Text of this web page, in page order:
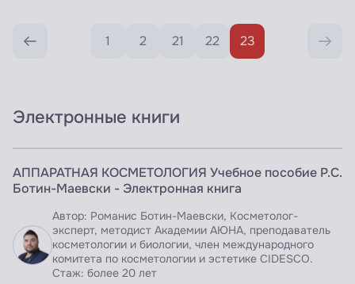
1 2 21 22 23
Электронные книги
Доступно по подписке
АППАРАТНАЯ КОСМЕТОЛОГИЯ Учебное пособие Р.С.
Ботин-Маевски - Электронная книга
Автор: Романис Ботин-Маевски, Косметолог-
эксперт, методист Академии АЮНА, преподаватель
косметологии и биологии, член международного
комитета по косметологии и эстетике CIDESCO.
Стаж: более 20 лет